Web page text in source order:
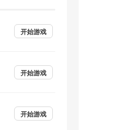
开始游戏
开始游戏
开始游戏